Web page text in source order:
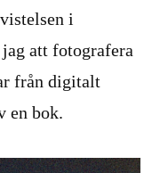
i
att fotografera
från digitalt
en bok.